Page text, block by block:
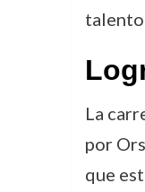
talento
La
por
que